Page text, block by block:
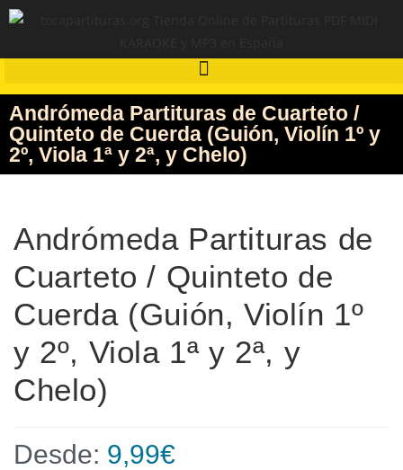
Andrómeda Partituras de Cuarteto /
Quinteto de Cuerda (Guión, Violín 1º y
2º, Viola 1ª y 2ª, y Chelo)
Andrómeda Partituras de
Cuarteto / Quinteto de
Cuerda (Guión, Violín 1º
y 2º, Viola 1ª y 2ª, y
Chelo)
Desde: 9,99€